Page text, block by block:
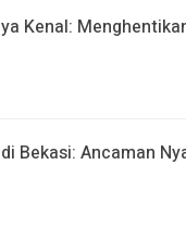
Kenal:
Bekasi: Ancaman